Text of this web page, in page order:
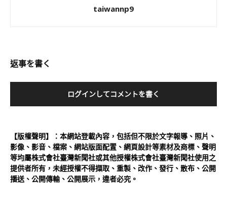
taiwannp9
返事を書く
ログインしてコメントを書く
【版權聲明】：本網站登載內容，包括但不限於文字報導、照片、
影像、影音、檔案、網站版面配置、網頁設計等素材及商標、聲明
等均屬株式會社臺灣新聞社或其他授權株式會社臺灣新聞社使用之
提供者所有，未經授權不得擷取、重製、改作、發行、散布、公開
播送、公開傳輸、公開展示，違者必究。